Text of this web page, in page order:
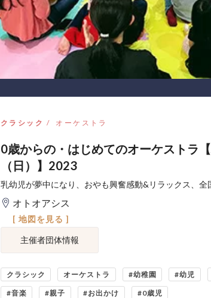
クラシック オーケストラ
0歳からの・はじめてのオーケストラ
（日）】2023
乳幼児が夢中になり、おやも興奮感動&リラックス、全
オトオアシス
[ 地図を見る ]
主催者団体情報
クラシック オーケストラ #幼稚園 #幼児
#音楽 #親子 #お出かけ #0歳児